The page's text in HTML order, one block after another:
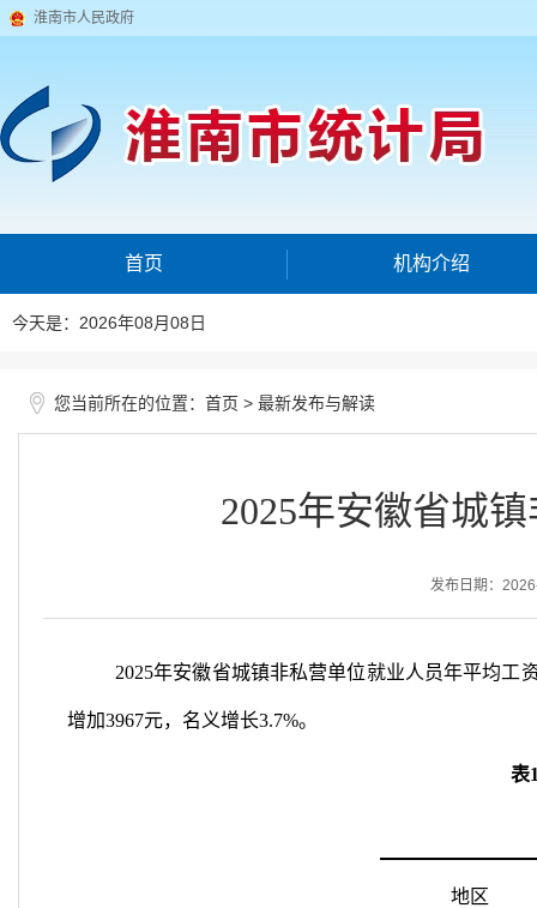
淮南市人民政府
首页 机构介绍
今天是：2026年08月08日
您当前所在的位置： 首页 > 最新发布与解读
2025年安徽省城
发布日期：
2025年安徽省城镇非私营单位就业人员年平均工
增加3967元， 名义增长3.7%。
表
地区